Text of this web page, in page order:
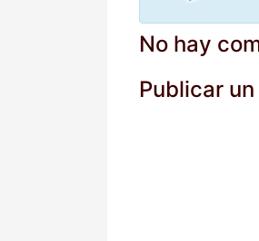
No hay
Publicar